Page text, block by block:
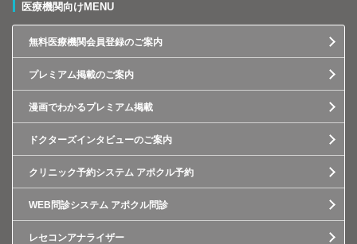
医療機関向けMENU
無料医療機関会員登録のご案内
プレミアム掲載のご案内
漫画でわかるプレミアム掲載
ドクターズインタビューのご案内
クリニック予約システム アポクル予約
WEB問診システム アポクル問診
レセコンアナライザー